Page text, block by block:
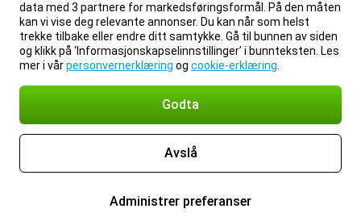
data med 3 partnere for markedsføringsformål. På den måten
kan vi vise deg relevante annonser. Du kan når som helst
trekke tilbake eller endre ditt samtykke. Gå til bunnen av siden
og klikk på ‘Informasjonskapselinnstillinger’ i bunnteksten. Les
mer i vårpersonvernerklæring og cookie-erklæring
Godta
Avslå
Administrer preferanser